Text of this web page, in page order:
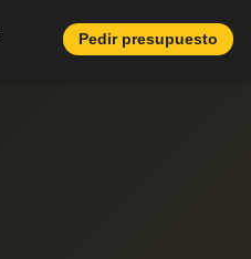
Pedir presupuesto